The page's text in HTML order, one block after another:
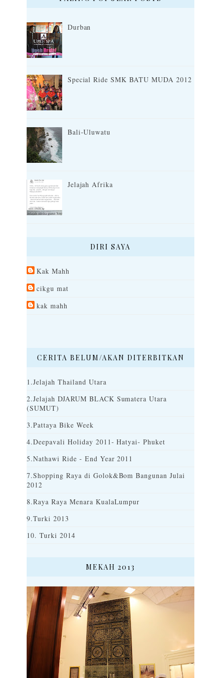
Durban
Special Ride SMK BATU MUDA 2012
Bali-Uluwatu
Jelajah Afrika
DIRI SAYA
Kak Mahh
cikgu mat
kak mahh
CERITA BELUM/AKAN DITERBITKAN
1.Jelajah Thailand Utara
2.Jelajah DJARUM BLACK Sumatera Utara
(SUMUT)
3.Pattaya Bike Week
4.Deepavali Holiday 2011- Hatyai- Phuket
5.Nathawi Ride - End Year 2011
7.Shopping Raya di Golok&Bom Bangunan Julai
2012
8.Raya Raya Menara KualaLumpur
9.Turki 2013
10. Turki 2014
MEKAH 2013